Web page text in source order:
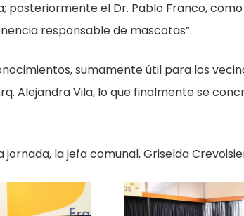
posteriormente el Dr. Pablo Franco,
responsable de mascotas”.
sumamente útil para los
Alejandra Vila, lo que finalmente se
la jefa comunal, Griselda